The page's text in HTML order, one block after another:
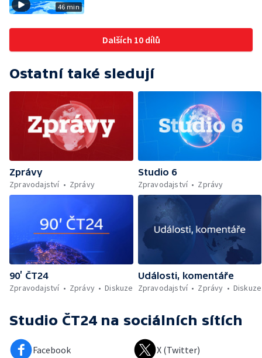
46 min
Dalších 10 dílů
Ostatní také sledují
Zprávy
Zpravodajství
Zprávy
Studio 6
Zpravodajství
Zprávy
90’ ČT24
Zpravodajství
Zprávy Diskuze
Události, komentáře
Zpravodajství
Zprávy Diskuze
Studio ČT24 na sociálních sítích
Facebook X (Twitter)